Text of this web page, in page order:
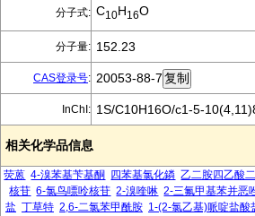
分子式: C10H16O
分子量: 152.23
CAS登录号: 20053-88-7
InChI: 1S/C10H16O/c1-5-
相关化学品信息
荧蒽 4-溴苯基苄基酮 四苯基氯化鏻 乙二胺四乙酸
核苷 6-氯鸟嘌呤核苷 2-溴喹啉 2-三氟甲基苯并恶
盐 丁草特 2,6-二氯苯甲酰胺 1-(2-氯乙基)哌啶盐酸